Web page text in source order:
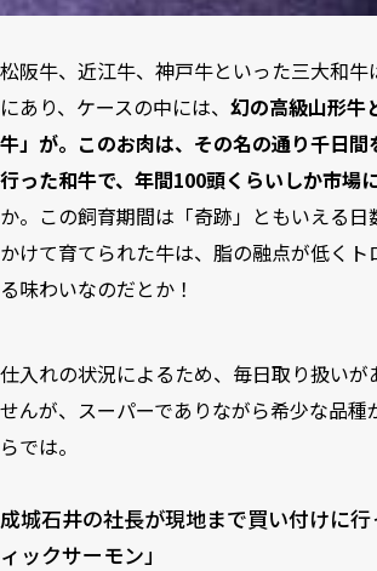
松阪牛、近江牛、神戸牛といった三大和牛
にあり、ケースの中には、 幻の高級山形牛
牛」が。このお肉は、その名の通り千日間
行った和牛で、年間100頭くらいしか市場
か。この飼育期間は「奇跡」ともいえる日
かけて育てられた牛は、脂の融点が低く
る味わいなのだとか！
仕入れの状況によるため、毎日取り扱いが
せんが、スーパーでありながら希少な品種
らでは。
成城石井の社長が現地まで買い付けに
ィックサーモン」